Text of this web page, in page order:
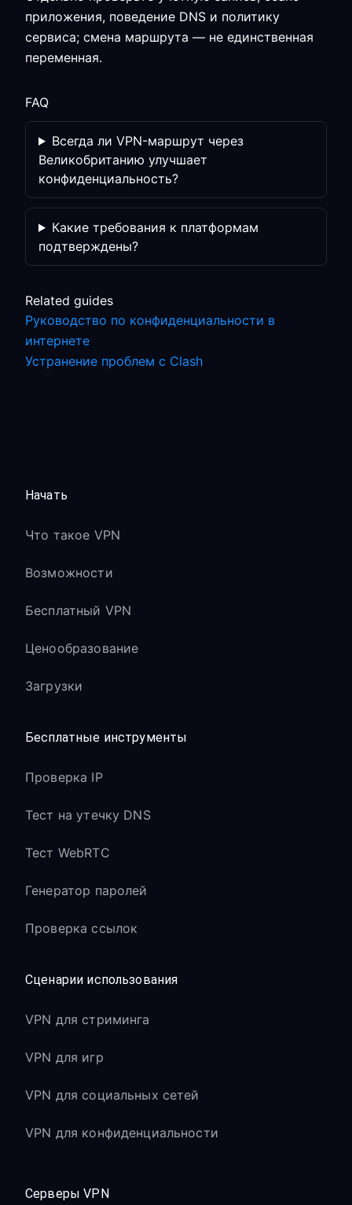
приложения, поведение DNS и политику
сервиса; смена маршрута — не единственная
переменная.
FAQ
Всегда ли VPN-маршрут через
Великобританию улучшает
конфиденциальность?
Какие требования к платформам
подтверждены?
Related guides
Руководство по конфиденциальности в
интернете
Устранение проблем с Clash
Начать
Что такое VPN
Возможности
Бесплатный VPN
Ценообразование
Загрузки
Бесплатные инструменты
Проверка IP
Тест на утечку DNS
Тест WebRTC
Генератор паролей
Проверка ссылок
Сценарии использования
VPN для стриминга
VPN для игр
VPN для социальных сетей
VPN для конфиденциальности
Серверы VPN